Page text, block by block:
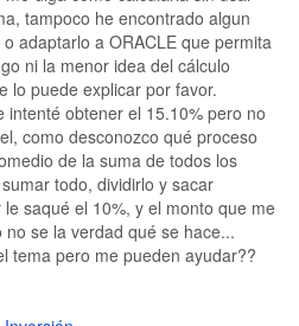
tampoco he encontrado algun
adaptarlo a ORACLE que permita
ni la menor idea del cálculo
lo puede explicar por favor.
intenté obtener el 15.10% pero no
como desconozco qué proceso
de la suma de todos los
todo, dividirlo y sacar
saqué el 10%, y el monto que me
se la verdad qué se hace...
tema pero me pueden ayudar??